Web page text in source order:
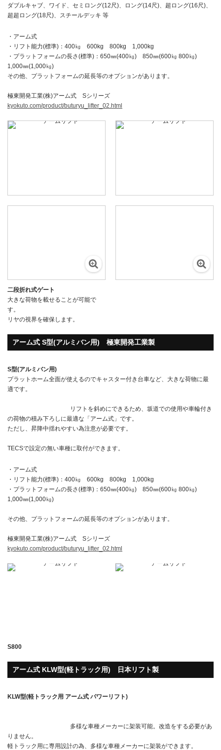
ダブルキャブ、ワイド、セミロング(12尺)、ロング(14尺)、超ロング(16尺)、
超超ロング(18尺)、スチールデッキ 等
・アーム式
・リフト能力(標準)：400㎏ 600kg 800kg 1,000kg
・プラットフォームの長さ(標準)：650㎜(400㎏) 850㎜(600㎏ 800㎏)
1,000㎜(1,000㎏)
その他、プラットフォームの延長等のオプションがあります。
極東開発工業(株)アーム式 Sシリーズ
kyokuto.com/product/buturyu_lifter_02.html
二段折れ式ゲート
大きな荷物を載せることが可能で
す。
リヤの視界を確保します。
アーム式 S型(アルミバン用) 極東開発工業製
S型(アルミバン用)
プラットホーム全面が使えるのでキャスター付き台車など、大きな荷物に最
適です。
リフトを斜めにできるため、坂道での使用や車輪付き
の荷物の積み下ろしに最適な「アーム式」です。
ただし、昇降中揺れやすい為注意が必要です。
TECSで設定の無い車種に取付ができます。
・アーム式
・リフト能力(標準)：400㎏ 600kg 800kg 1,000kg
・プラットフォームの長さ(標準)：650㎜(400㎏) 850㎜(600㎏ 800㎏)
1,000㎜(1,000㎏)
その他、プラットフォームの延長等のオプションがあります。
極東開発工業(株)アーム式 Sシリーズ
kyokuto.com/product/buturyu_lifter_02.html
S800
アーム式 KLW型(軽トラック用) 日本リフト製
KLW型(軽トラック用 アーム式 パワーリフト)
多様な車種メーカーに架装可能。改造をする必要があ
りません。
軽トラック用に専用設計の為、多様な車種メーカーに架装ができます。